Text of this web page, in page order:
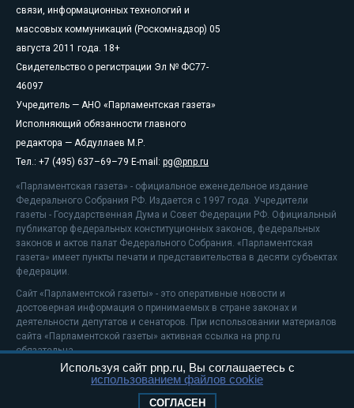
связи, информационных технологий и
массовых коммуникаций (Роскомнадзор) 05
августа 2011 года. 18+
Свидетельство о регистрации Эл № ФС77-
46097
Учредитель — АНО «Парламентская газета»
Исполняющий обязанности главного
редактора — Абдуллаев М.Р.
Тел.: +7 (495) 637–69–79 E-mail: pg@pnp.ru
«Парламентская газета» - официальное еженедельное издание
Федерального Собрания РФ. Издается с 1997 года. Учредители
газеты - Государственная Дума и Совет Федерации РФ. Официальный
публикатор федеральных конституционных законов, федеральных
законов и актов палат Федерального Собрания. «Парламентская
газета» имеет пункты печати и представительства в десяти субъектах
федерации.
Сайт «Парламентской газеты» - это оперативные новости и
достоверная информация о принимаемых в стране законах и
деятельности депутатов и сенаторов. При использовании материалов
сайта «Парламентской газеты» активная ссылка на pnp.ru
обязательна.
На информационном ресурсе применяютсярекомендательные
Положение о защите персональных данных
Используя сайт pnp.ru, Вы соглашаетесь с
использованием файлов cookie
СОГЛАСЕН